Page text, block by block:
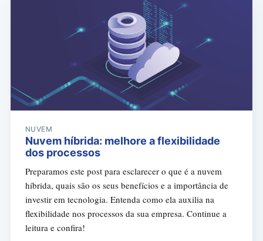
NUVEM
Nuvem híbrida: melhore a flexibilidade
dos processos
Preparamos este post para esclarecer o que é a nuvem
híbrida, quais são os seus benefícios e a importância de
investir em tecnologia. Entenda como ela auxilia na
flexibilidade nos processos da sua empresa. Continue a
leitura e confira!